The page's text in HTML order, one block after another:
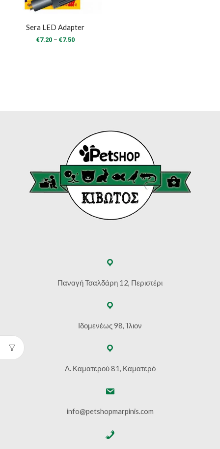
Sera LED Adapter
€7.20 – €7.50Price
Παναγή Τσαλδάρη 12, Περιστέρι
Ιδομενέως 98, Ίλιον
Λ. Καματερού 81, Καματερό
info@petshopmarpinis.com